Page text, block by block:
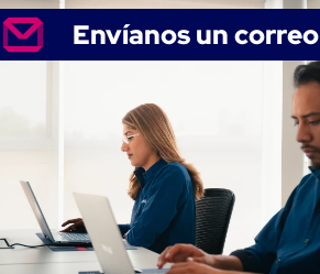
Envíanos un correo